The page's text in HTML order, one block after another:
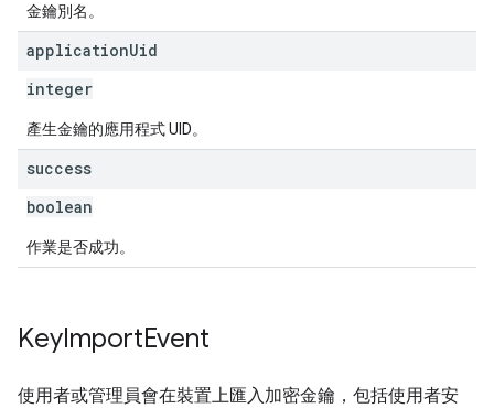
金鑰別名。
applicationUid
integer
產生金鑰的應用程式 UID。
success
boolean
作業是否成功。
KeyImportEvent
使用者或管理員會在裝置上匯入加密金鑰，包括使用者安